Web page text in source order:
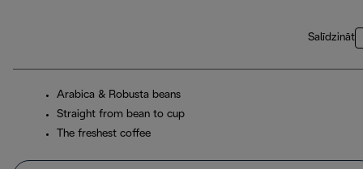
Salīdzināt
Arabica & Robusta beans
Straight from bean to cup
The freshest coffee